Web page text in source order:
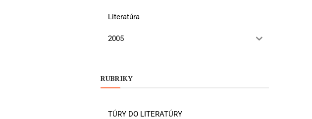
Literatúra
2005
RUBRIKY
TÚRY DO LITERATÚRY